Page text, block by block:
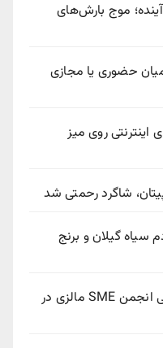
در ۷۲ ساعت آینده؛ موج بارش‌های
حضوری یا مجازی
اینترنتی روی میز
شاگرد رحمتی شد
سیاه گیلان و برنج
محمدرضا باقری مدیر روابط عمومی انجمن SME مالزی در